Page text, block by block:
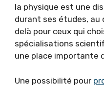
la physique est une
durant ses études, au
delà pour ceux qui
spécialisations
une place importante
Une possibilité pour